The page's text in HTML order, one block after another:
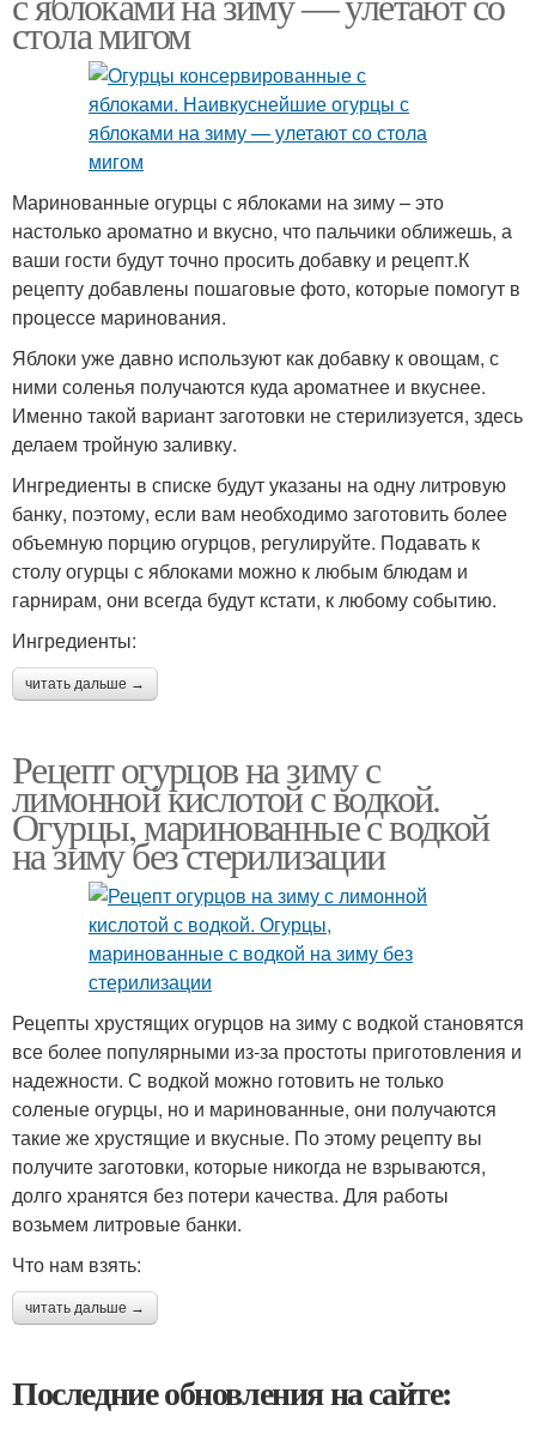
стола мигом
Маринованные огурцы с яблоками на зиму – это
настолько ароматно и вкусно, что пальчики оближешь, а
ваши гости будут точно просить добавку и рецепт.К
рецепту добавлены пошаговые фото, которые помогут в
процессе маринования.
Яблоки уже давно используют как добавку к овощам, с
ними соленья получаются куда ароматнее и вкуснее.
Именно такой вариант заготовки не стерилизуется, здесь
делаем тройную заливку.
Ингредиенты в списке будут указаны на одну литровую
банку, поэтому, если вам необходимо заготовить более
объемную порцию огурцов, регулируйте. Подавать к
столу огурцы с яблоками можно к любым блюдам и
гарнирам, они всегда будут кстати, к любому событию.
Ингредиенты:
читать дальше →
Рецепт огурцов на зиму с
лимонной кислотой с водкой.
Огурцы, маринованные с водкой
на зиму без стерилизации
Рецепты хрустящих огурцов на зиму с водкой становятся
все более популярными из-за простоты приготовления и
надежности. С водкой можно готовить не только
соленые огурцы, но и маринованные, они получаются
такие же хрустящие и вкусные. По этому рецепту вы
получите заготовки, которые никогда не взрываются,
долго хранятся без потери качества. Для работы
возьмем литровые банки.
Что нам взять:
читать дальше →
Последние обновления на сайте: